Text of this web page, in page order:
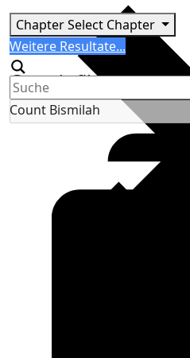
ChapterSelect Chapter
Search
Weitere Resultate...
Generic filters
Count Bismilah